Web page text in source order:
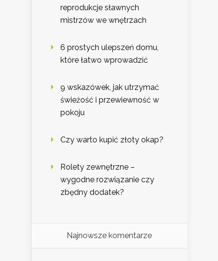
reprodukcje sławnych
mistrzów we wnętrzach
6 prostych ulepszeń domu,
które łatwo wprowadzić
9 wskazówek, jak utrzymać
świeżość i przewiewność w
pokoju
Czy warto kupić złoty okap?
Rolety zewnętrzne –
wygodne rozwiązanie czy
zbędny dodatek?
Najnowsze komentarze